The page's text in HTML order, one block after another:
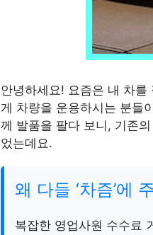
안녕하세요! 요즘은 내 차를
게 차량을 운용하시는 분들
께 발품을 팔다 보니, 기존
었는데요.
왜 다들 ‘차즘’에
복잡한 영업사원 수수료